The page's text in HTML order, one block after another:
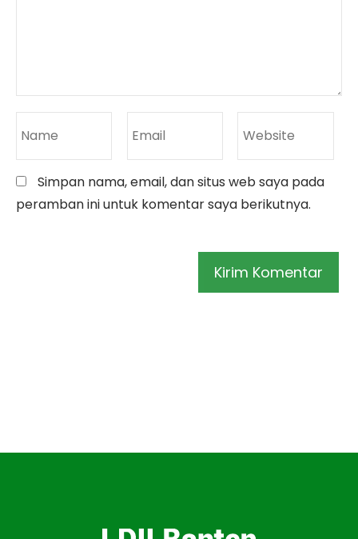
Simpan nama, email, dan situs web saya pada
peramban ini untuk komentar saya berikutnya.